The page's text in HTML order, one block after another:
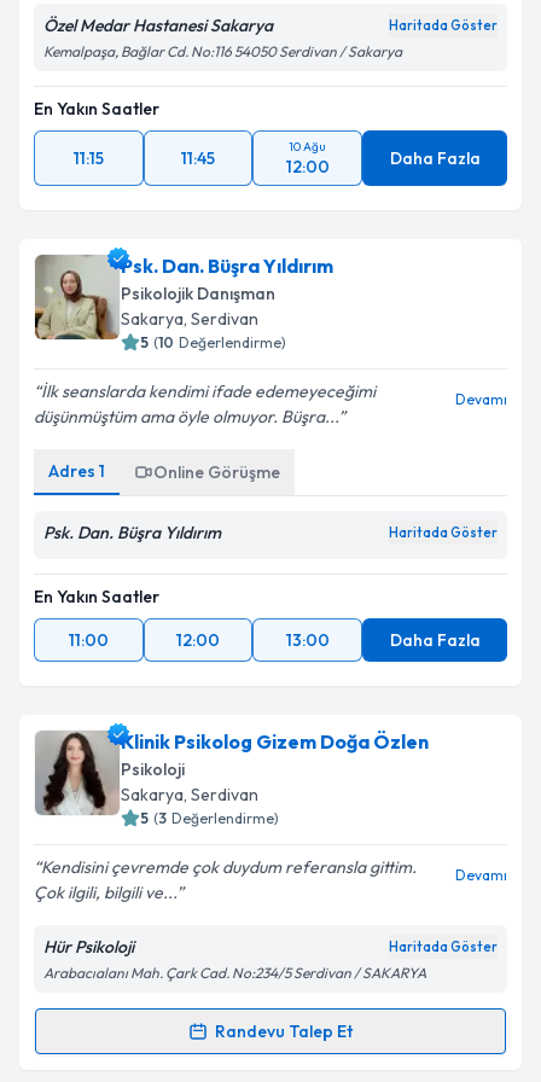
Özel Medar Hastanesi Sakarya Haritada Göster
Kemalpaşa, Bağlar Cd. No:116 54050 Serdivan / Sakarya
En Yakın Saatler
11:15 11:45
10 Ağu
12:00 Daha Fazla
Psk. Dan. Büşra Yıldırım
Psikolojik Danışman
Sakarya, Serdivan
5 (10 Değerlendirme)
İlk seanslarda kendimi ifade edemeyeceğimi
düşünmüştüm ama öyle olmuyor. Büşra...
Devamı
Adres 1 Online Görüşme
Psk. Dan. Büşra Yıldırım Haritada Göster
En Yakın Saatler
11:00
12:00 13:00 Daha Fazla
Klinik Psikolog Gizem Doğa Özlen
Psikoloji
Sakarya, Serdivan
5 (3 Değerlendirme)
Kendisini çevremde çok duydum referansla gittim.
Çok ilgili, bilgili ve...
Devamı
Hür Psikoloji Haritada Göster
Arabacıalanı Mah. Çark Cad. No:234/5 Serdivan / SAKARYA
Randevu Talep Et
Randevu Takvimi Talebi